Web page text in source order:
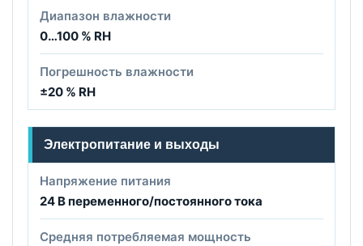
Диапазон влажности
0…100 % RH
Погрешность влажности
±20 % RH
Электропитание и выходы
Напряжение питания
24 B переменного/постоянного тока
Средняя потребляемая мощность